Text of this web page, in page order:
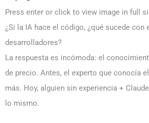
Press enter or click to view image in full
¿Si la IA hace el código, ¿qué sucede con
desarrolladores?
La respuesta es incómoda: el
de precio. Antes, el experto que conocía
más. Hoy, alguien sin experiencia +
lo mismo.